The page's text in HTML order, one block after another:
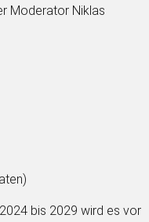
Moderator Niklas
bis 2029 wird es vor